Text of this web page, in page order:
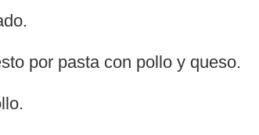
por pasta con pollo y queso.